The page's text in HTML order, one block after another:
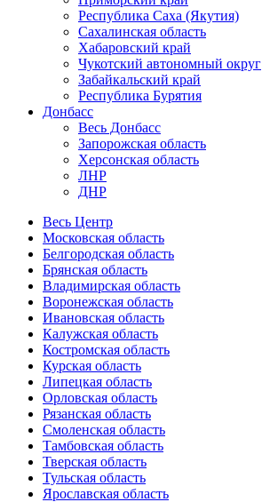
Республика Саха (Якутия)
Сахалинская область
Хабаровский край
Чукотский автономный округ
Забайкальский край
Республика Бурятия
Донбасс
Весь Донбасс
Запорожская область
Херсонская область
ЛНР
ДНР
Весь Центр
Московская область
Белгородская область
Брянская область
Владимирская область
Воронежская область
Ивановская область
Калужская область
Костромская область
Курская область
Липецкая область
Орловская область
Рязанская область
Смоленская область
Тамбовская область
Тверская область
Тульская область
Ярославская область